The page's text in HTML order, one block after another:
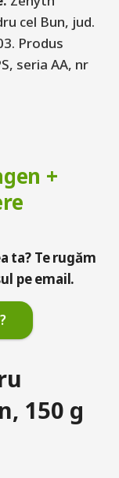
cel Bun, jud.
Produs
seria AA, nr
+
ta? Te rugăm
pe email.
150 g